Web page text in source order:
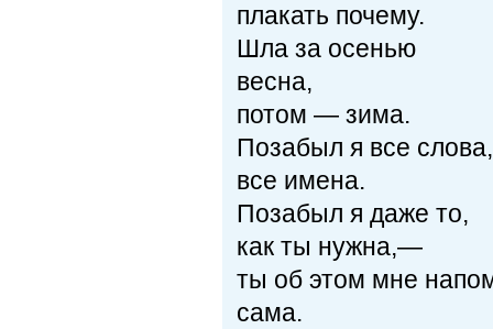
плакать почему.
Шла за осенью
весна,
потом — зима.
Позабыл я все слова,
все имена.
Позабыл я даже то,
как ты нужна,—
ты об этом мне
сама.